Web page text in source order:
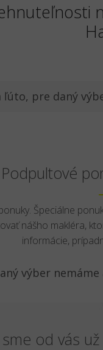
ľúto, pre daný
Podpultové
Špeciálne
nášho makléra,
informácie,
výber
od vás